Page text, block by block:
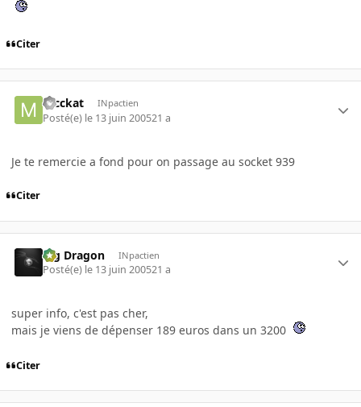
Citer
mcckat INpactien
Posté(e) le 13 juin 200521 a
Je te remercie a fond pour on passage au socket 939
Citer
Big Dragon INpactien
Posté(e) le 13 juin 200521 a
super info, c'est pas cher,
mais je viens de dépenser 189 euros dans un 3200
Citer